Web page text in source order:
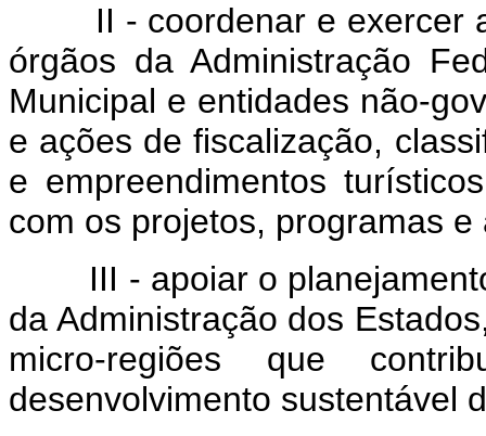
II - coordenar e exercer a
órgãos da Administração
Municipal e entidades não-
e ações de fiscalização,
e empreendimentos
com os projetos, programas
III - apoiar o planejamento
da Administração dos
micro-regiões que
desenvolvimento sustentável